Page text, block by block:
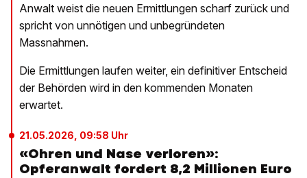
Anwalt weist die neuen Ermittlungen scharf zurück und
spricht von unnötigen und unbegründeten
Massnahmen.
Die Ermittlungen laufen weiter, ein definitiver Entscheid
der Behörden wird in den kommenden Monaten
erwartet.
21.05.2026, 09:58 Uhr
«Ohren und Nase verloren»:
Opferanwalt fordert 8,2 Millionen Euro